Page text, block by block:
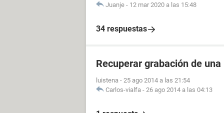
Juanje - 12 mar 2020 a las 15:48
34 respuestas
Recuperar grabación de
luistena - 25 ago 2014 a las 21:54
Carlos-vialfa - 26 ago 2014 a las 04:13